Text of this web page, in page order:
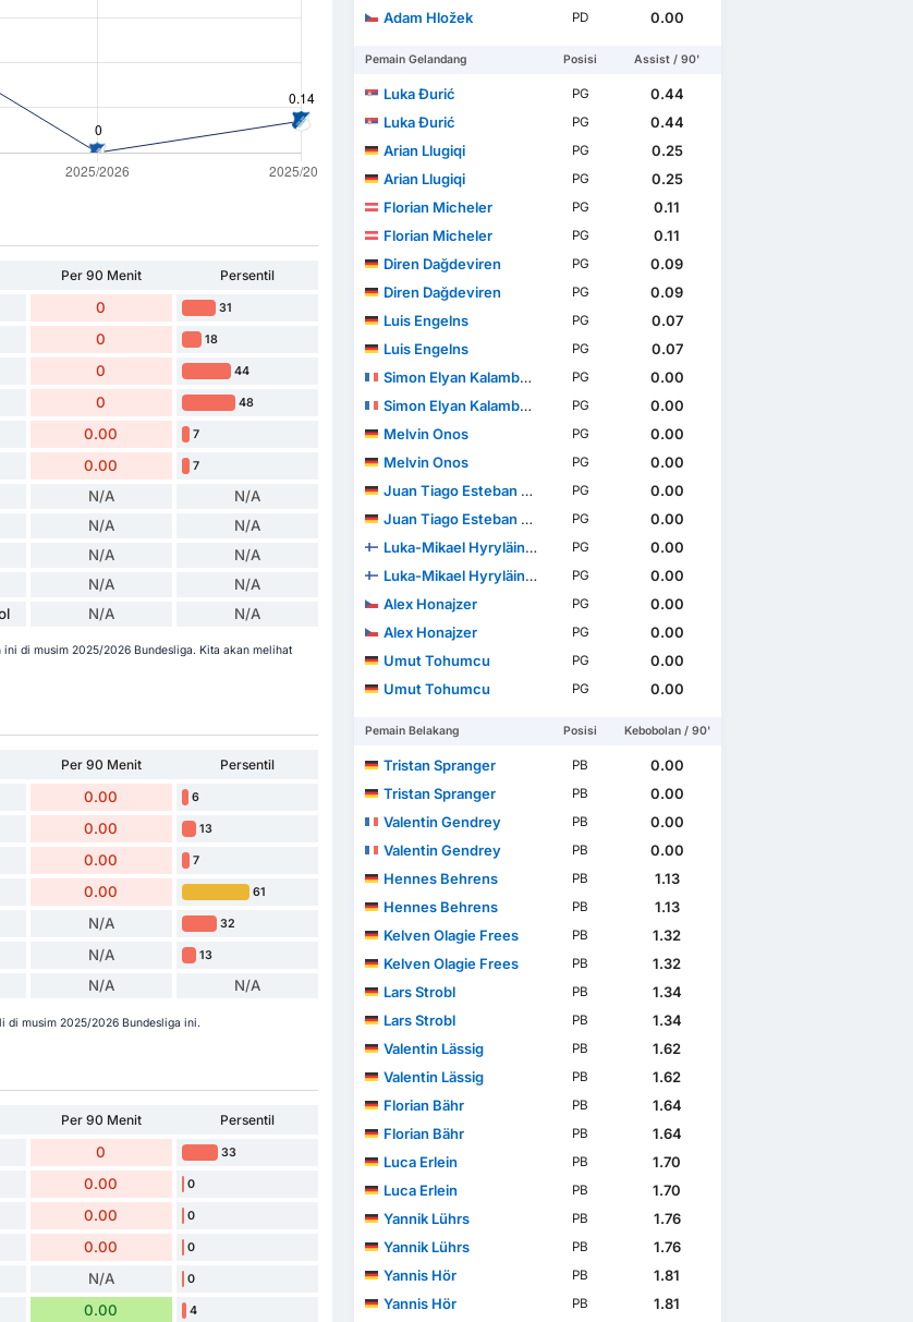
Per 90 Menit
Persentil
0 31
0 18
0 44
0 48
0.00 7
0.00 7
N/A N/A
N/A N/A
N/A N/A
N/A N/A
N/A N/A
di musim 2025/2026 Bundesliga. Kita akan melihat
Per 90 Menit
Persentil
0.00 6
0.00 13
0.00 7
0.00 61
N/A 32
N/A 13
N/A N/A
di musim 2025/2026 Bundesliga ini.
Per 90 Menit
Persentil
0 33
0.00 0
0.00 0
0.00 0
N/A 0
0.00 4
Adam Hložek
PD 0.00
Pemain Gelandang Posisi Assist / 90'
Luka Đurić PG
0.44
Luka Đurić
PG
0.44
Arian Llugiqi
PG
0.25
Arian Llugiqi
PG
0.25
Florian Micheler
PG
0.11
Florian Micheler
PG
0.11
Diren Dağdeviren
PG
0.09
Diren Dağdeviren
PG
0.09
Luis Engelns
PG
0.07
Luis Engelns
PG
0.07
Simon Elyan Kalambayi Mukuta
PG
0.00
Simon Elyan Kalambayi Mukuta
PG
0.00
Melvin Onos
PG
0.00
Melvin Onos
PG
0.00
Juan Tiago Esteban Poller
PG
0.00
Juan Tiago Esteban Poller
PG
0.00
Luka-Mikael Hyryläinen
PG
0.00
Luka-Mikael Hyryläinen
PG
0.00
Alex Honajzer
PG
0.00
Alex Honajzer
PG
0.00
Umut Tohumcu
PG
0.00
Umut Tohumcu
PG 0.00
Pemain Belakang Posisi Kebobolan / 90'
Tristan Spranger PB
0.00
Tristan Spranger
PB
0.00
Valentin Gendrey
PB
0.00
Valentin Gendrey
PB
0.00
Hennes Behrens
PB
1.13
Hennes Behrens
PB
1.13
Kelven Olagie Frees
PB
1.32
Kelven Olagie Frees
PB
1.32
Lars Strobl
PB
1.34
Lars Strobl
PB
1.34
Valentin Lässig
PB
1.62
Valentin Lässig
PB
1.62
Florian Bähr
PB
1.64
Florian Bähr
PB
1.64
Luca Erlein
PB
1.70
Luca Erlein
PB
1.70
Yannik Lührs
PB
1.76
Yannik Lührs
PB
1.76
Yannis Hör
PB
1.81
Yannis Hör
PB
1.81